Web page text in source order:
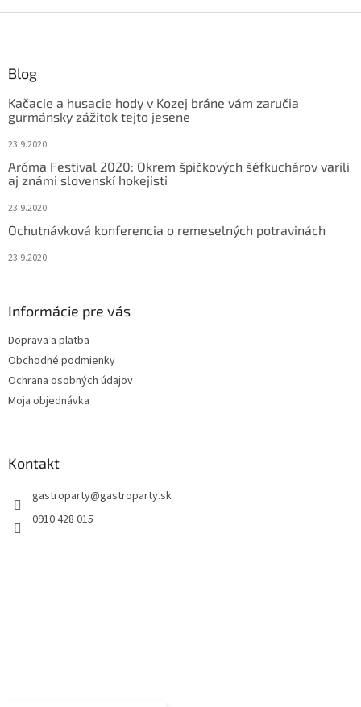
v
k
v
ý
u
v
Blog
Kačacie a husacie hody v Kozej bráne vám zaručia
gurmánsky zážitok tejto jesene
23.9.2020
Aróma Festival 2020: Okrem špičkových šéfkuchárov varili
aj známi slovenskí hokejisti
23.9.2020
Ochutnávková konferencia o remeselných potravinách
23.9.2020
Informácie pre vás
Doprava a platba
Obchodné podmienky
Ochrana osobných údajov
Moja objednávka
Kontakt
gastroparty@gastroparty.sk
0910 428 015